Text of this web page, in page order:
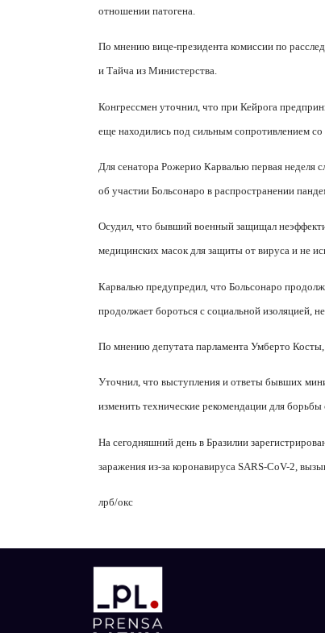
отношении патогена.
По мнению вице-президента комиссии по
и Тайча из Министерства.
Конгрессмен уточнил, что при Кейрога
еще находились под сильным сопротивлением
Для сенатора Рожерио Карвалью первая неделя
об участии Больсонаро в распространении
Осудил, что бывший военный защищал
медицинских масок для защиты от вируса и не
Карвалью предупредил, что Больсонаро
продолжает бороться с социальной изоляцией,
По мнению депутата парламента Умберто
Уточнил, что выступления и ответы бывших
изменить технические рекомендации для
На сегодняшний день в Бразилии
заражения из-за коронавируса SARS-CoV-2,
лрб/окс